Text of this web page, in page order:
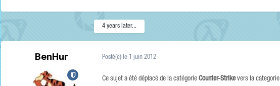
4 years later...
BenHur Posté(e) le 1 juin 2012
Ce sujet a été déplacé de la catégorie Counter-Strikevers la categorie